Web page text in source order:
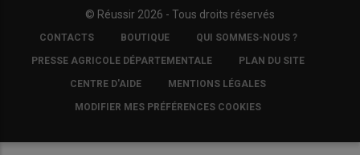
© Réussir 2026 - Tous droits réservés
FOOTER
COPYRIGHT
CONTACTS BOUTIQUE QUI SOMMES-NOUS ?
PRESSE AGRICOLE DÉPARTEMENTALE PLAN DU SITE
CENTRE D'AIDE MENTIONS LÉGALES
MODIFIER MES PRÉFÉRENCES COOKIES